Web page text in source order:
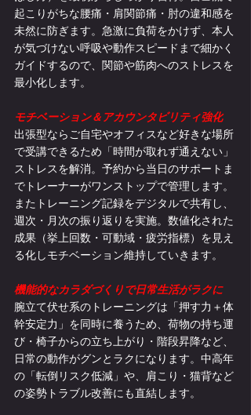
起こりがちな腰痛・肩関節痛・肘の違和感を
未然に防ぎます。急激に負荷をかけず、本人
が気づけない呼吸や動作スピードまで細かく
ガイドするので、関節や筋肉へのストレスを
最小化します。
モチベーション＆アカウンタビリティ強化
出張型ならご自宅やオフィスなど好きな場所
で受講できるため「時間が取れず通えない」
ストレスを解消。予約から当日のサポートま
でトレーナーがワンストップで管理します。
またトレーニング記録をデジタルで共有し、
週次・月次の振り返りを実施。数値化された
成果（挙上回数・可動域・疲労指標）を見え
る化しモチベーション維持していきます。
機能的なカラダづくりで日常生活がラクに
腕立て伏せ系のトレーニングは「押す力＋体
幹安定力」を同時に養うため、荷物の持ち運
び・椅子からの立ち上がり・階段昇降など、
日常の動作がグンとラクになります。中高年
の「転倒リスク低減」や、肩こり・猫背など
の姿勢トラブル改善にも直結します。